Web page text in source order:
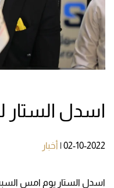
اسدل الستار
02-10-2022
| أخبار